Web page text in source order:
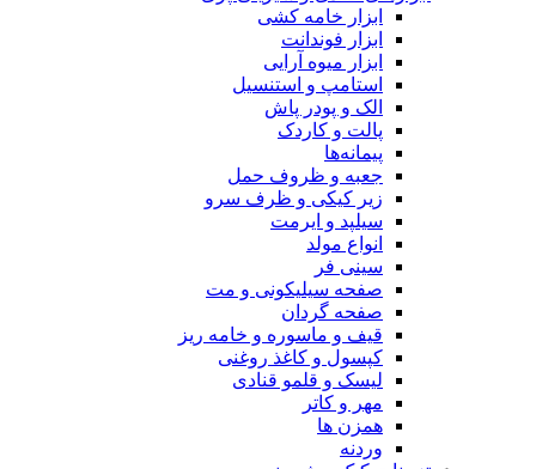
ابزار خامه کشی
ابزار فوندانت
ابزار میوه آرایی
استامپ و استنسیل
الک و پودر پاش
پالت و کاردک
پیمانه‌ها
جعبه و ظروف حمل
زیر کیکی و ظرف سرو
سیلپد و ایرمت
انواع مولد
سینی فر
صفحه سیلیکونی و مت
صفحه گردان
قیف و ماسوره و خامه ریز
کپسول و کاغذ روغنی
لیسک و قلمو قنادی
مهر و کاتر
همزن ها
وردنه